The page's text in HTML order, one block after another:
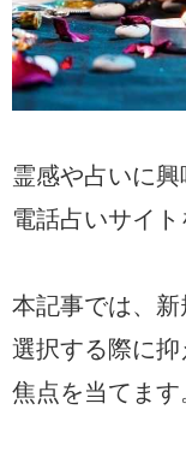
霊感や占いに
電話占いサイト
本記事では、
選択する際に
焦点を当てます